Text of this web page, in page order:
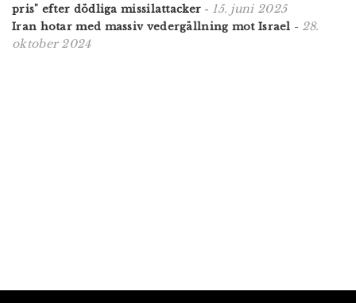
pris" efter dödliga missilattacker - 15. juni 2025
Iran hotar med massiv vedergällning mot Israel - 28.
oktober 2024